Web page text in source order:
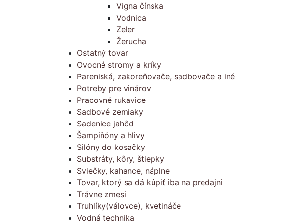
Vigna čínska
Vodnica
Zeler
Žerucha
Ostatný tovar
Ovocné stromy a kríky
Pareniská, zakoreňovače, sadbovače a iné
Potreby pre vinárov
Pracovné rukavice
Sadbové zemiaky
Sadenice jahôd
Šampiňóny a hlivy
Silóny do kosačky
Substráty, kôry, štiepky
Sviečky, kahance, náplne
Tovar, ktorý sa dá kúpiť iba na predajni
Trávne zmesi
Truhlíky(válovce), kvetináče
Vodná technika